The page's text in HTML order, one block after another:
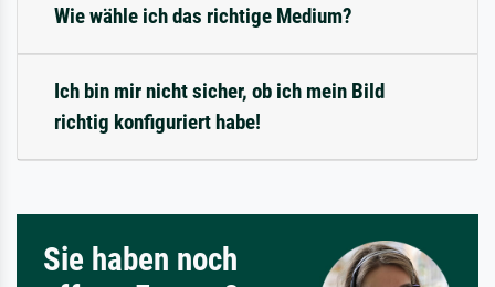
Wie wähle ich das richtige Medium?
Ich bin mir nicht sicher, ob ich mein Bild
richtig konfiguriert habe!
Sie haben noch